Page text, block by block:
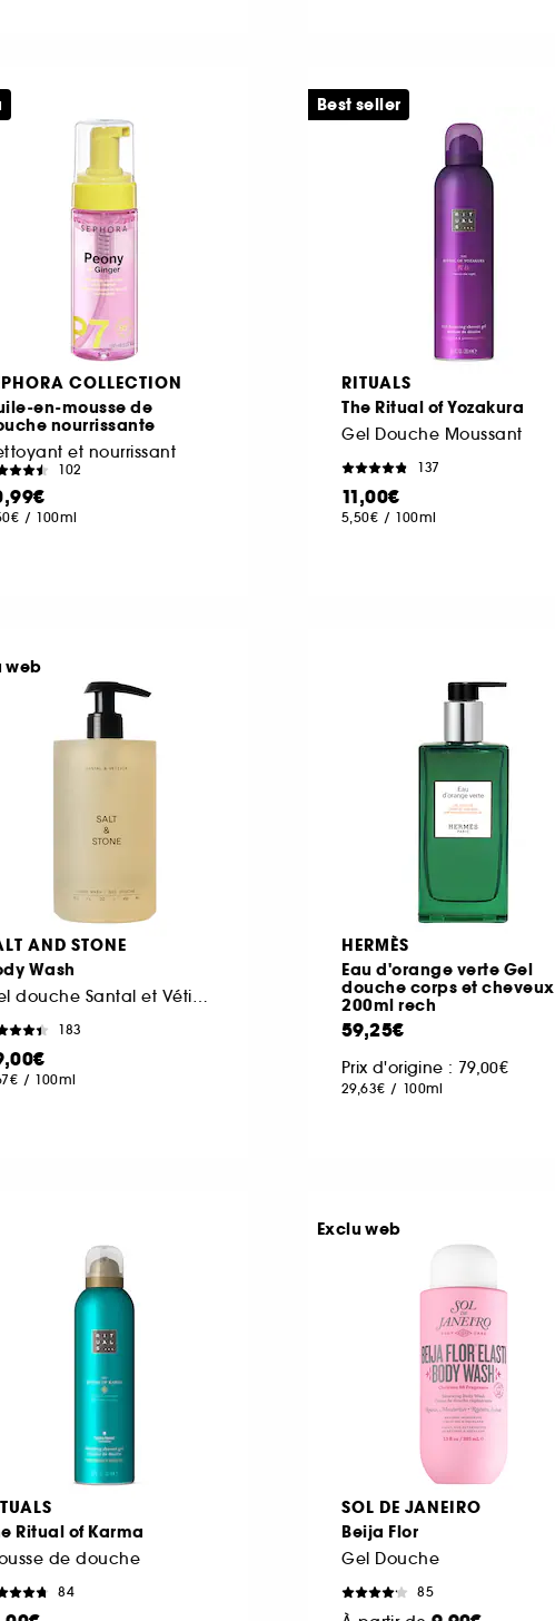
COLLECTION
en-mousse de
nourrissante
et nourrissant
102
/ 100ml
RITUALS
The Ritual of Yozakura
Gel Douche Moussant
137
11,00€
5,50€ / 100ml
Best seller
AND STONE
Wash
183
/ 100ml
web
HERMÈS
Eau d'orange verte Gel
douche corps et cheveux
200ml rech
59,25€
Prix d'origine : 79,00€
29,63€ / 100ml
Ritual of Karma
de douche
84
SOL DE JANEIRO
Beija Flor
Gel Douche
85
Exclu web